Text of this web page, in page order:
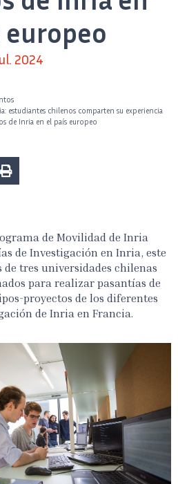
europeo
2024
estudiantes chilenos comparten su experiencia
de Inria en el país europeo
de Movilidad de Inria
de Investigación en Inria, este
de tres universidades chilenas
para realizar pasantías de
proyectos de los diferentes
de Inria en Francia.